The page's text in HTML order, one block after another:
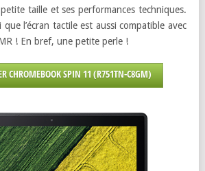
taille et ses performances techniques.
que l’écran tactile est aussi compatible avec
! En bref, une petite perle !
CHROMEBOOK SPIN 11 (R751TN-C8GM)